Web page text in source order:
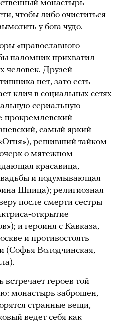
монастырь
чтобы либо очиститься
у бога чудо.
«православного
паломник прихватил
человек. Друзей
нет, зато есть
клич в социальных сетях
сериальную
прокремлевский
самый яркий
решивший тайком
о мятежном
красавица,
и подумывающая
Шпица); религиозная
после смерти сестры
открытие
и героиня с Кавказа,
и противостоять
(Софья Володчинская,
встречает героев той
монастырь заброшен,
странные вещи,
ведет себя как